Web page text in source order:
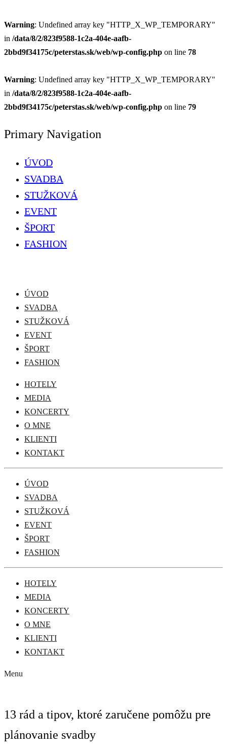
Warning: Undefined array key "HTTP_X_WP_TEMPORARY"
in /data/8/2/823f9588-1c2a-404e-aafb-
2bbd9f34175c/peterstas.sk/web/wp-config.php on line 78
Warning: Undefined array key "HTTP_X_WP_TEMPORARY"
in /data/8/2/823f9588-1c2a-404e-aafb-
2bbd9f34175c/peterstas.sk/web/wp-config.php on line 79
Primary Navigation
ÚVOD
SVADBA
STUŽKOVÁ
EVENT
ŠPORT
FASHION
ÚVOD
SVADBA
STUŽKOVÁ
EVENT
ŠPORT
FASHION
HOTELY
MEDIA
KONCERTY
O MNE
KLIENTI
KONTAKT
ÚVOD
SVADBA
STUŽKOVÁ
EVENT
ŠPORT
FASHION
HOTELY
MEDIA
KONCERTY
O MNE
KLIENTI
KONTAKT
Menu
13 rád a tipov, ktoré zaručene pomôžu pre
plánovanie svadby